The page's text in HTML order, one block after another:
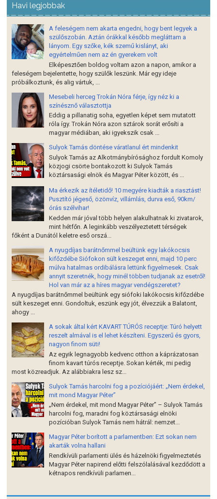
Havi legjobbak
A feleségem nem akarta engedni, hogy bent legyek a
szülőszobán. Aztán órákkal később megláttam a
lányom. Egy szőke, kék szemű kislányt, aki
egyértelműen nem az én gyerekem volt
Elképesztően boldog voltam azon a napon, amikor a
feleségem bejelentette, hogy szülők leszünk. Már egy ideje
próbálkoztunk, és alig vártuk, ...
Mesebeli herceg Trokán Nóra férje, így néz ki a
színésznő választottja
Eddig a pillanatig soha, egyetlen képet sem mutatott
róla így. Trokán Nóra azon sztárok sorát erősíti a
magyar médiában, aki igyekszik csak ...
Sulyok Tamás döntése váratlanul ért mindenkit
Sulyok Tamás az Alkotmánybírósághoz fordult Komoly
közjogi csörte bontakozott ki Sulyok Tamás
köztársasági elnök és Magyar Péter között, és ...
Ma érkezik az ítéletidő! 10 megyére kiadták a riasztást!
Pusztító jégeső, özönvíz, villámlás, durva eső, 90km/
órás szélvihar!
Kedden már jóval több helyen alakulhatnak ki zivatarok,
mint hétfőn. A leginkább veszélyeztetett térségek
főként a Dunától keletre eső orszá...
A nyugdíjas barátnőmmel beültünk egy lakókocsis
kifőzdébe Siófokon sült keszeget enni, majd 10 perc
múlva hatalmas ordibálásra lettünk figyelmesek. Csak
annyit szeretnék, hogy minél többen tudjanak az esetről!
Hol van már az a híres magyar vendégszeretet?
A nyugdíjas barátnőmmel beültünk egy siófoki lakókocsis kifőzdébe
sült keszeget enni. Gondoltuk, eszünk egy jót, élvezzük a Balatont,
ahogy ...
A sokak által kért KAVART TÚRÓS receptje: Túró helyett
reszelt almával is el lehet készíteni. Egyszerű és gyors,
nagyon finom süti!
Az egyik legnagyobb kedvenc otthon a káprázatosan
finom kavart túrós receptje. Sokan kérték, mi pedig
most közreadjuk. Az alábbiakra lesz sz...
Sulyok Tamás harcolni fog a pozíciójáért: „Nem érdekel,
mit mond Magyar Péter”
„Nem érdekel, mit mond Magyar Péter” – Sulyok Tamás
harcolni fog, maradni fog köztársasági elnöki
pozícióban Sulyok Tamás nem hátrál: nemzet...
Magyar Péter borított a parlamentben: Ezt sokan nem
akarták volna hallani
Rendkívüli parlamenti ülés és házelnöki figyelmeztetés
Magyar Péter napirend előtti felszólalásával kezdődött a
kétnapos rendkívüli parlamen...